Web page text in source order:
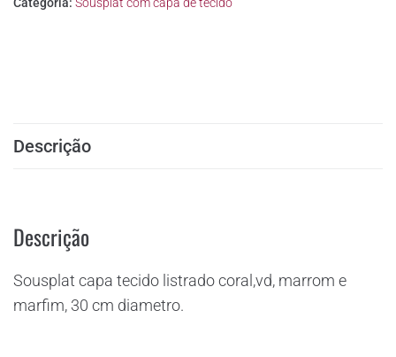
Descrição
Descrição
Sousplat capa tecido listrado coral,vd, marrom e
marfim, 30 cm diametro.